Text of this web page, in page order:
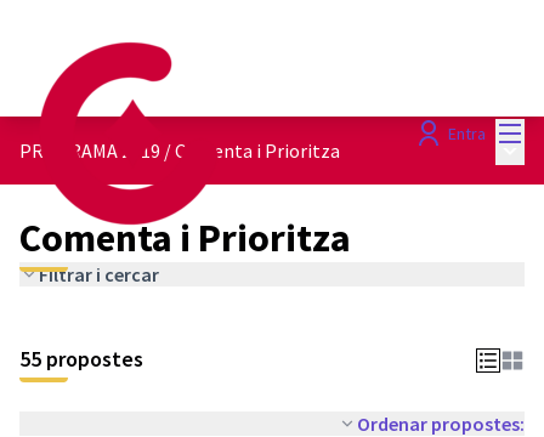
Entra
PROGRAMA 2019 /Comenta i Prioritza
Comenta i Prioritza
Filtrar i cercar
55 propostes
Ordenar propostes: